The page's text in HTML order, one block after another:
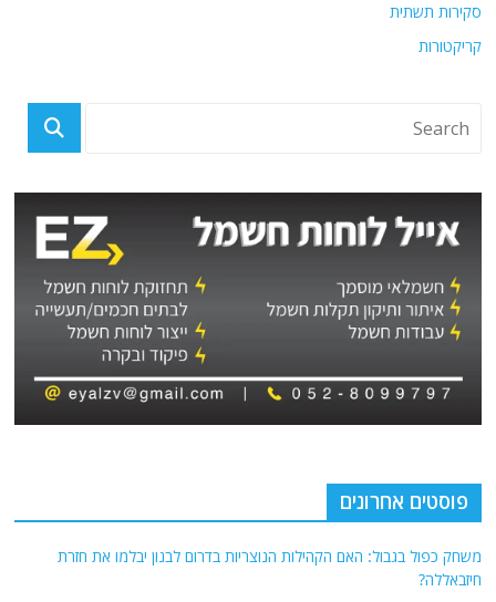
סקירות תשתית
קריקטורות
פוסטים אחרונים
משחק כפול בגבול: האם הקהילות הנוצריות בדרום לבנון יבלמו את חזרת
חיזבאללה?